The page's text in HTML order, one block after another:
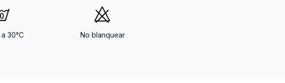
30°C No blanquear